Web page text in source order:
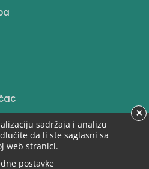
prava zadržana.
sadržaja i analizu
da li ste saglasni sa
web stranici.
postavke
×